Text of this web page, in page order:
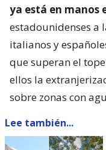
ya está en manos
estadounidenses a
italianos y
que superan el
ellos la
sobre zonas con
Lee también...